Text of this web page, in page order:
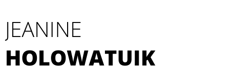
JEANINE
HOLOWATUIK